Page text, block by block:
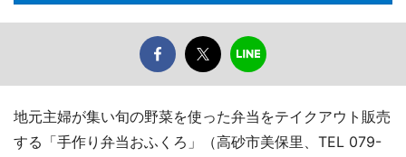
地元主婦が集い旬の野菜を使った弁当をテイクアウト販売
する「手作り弁当おふくろ」（高砂市美保里、TEL 079-